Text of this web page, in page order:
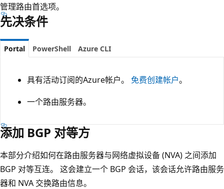
管理路由首选项。
先决条件
Portal PowerShell Azure CLI
具有活动订阅的Azure帐户。 免费创建帐户。
一个路由服务器。
添加 BGP 对等方
本部分介绍如何在路由服务器与网络虚拟设备 (NVA) 之间添加
BGP 对等互连。 这会建立一个 BGP 会话，该会话允许路由服务
器和 NVA 交换路由信息。